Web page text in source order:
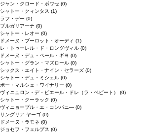
ジャン・クロード・ボワセ (0)
シャトー・クィンタス (1)
ラフ・デー (0)
ブルガリアーナ (0)
シャトー・レオー (0)
ドメーヌ・ブーロット・オーディ (1)
レ・トゥーレル・ド・ロングヴィル (0)
ドメーヌ・デュ・ペール・ギヨ (0)
シャトー・グラン・マズロール (0)
シックス・エイト・ナイン・セラーズ (0)
シャトー・デュ・ミシェル (0)
ボー・マルシェ・ワイナリー (0)
ヴィニュロン・デ・ピエール・ドレ（ラ・ペピート） (0)
シャトー・クーラック (0)
ヴィニョーブル・エ・コンパニ― (0)
サングリア ヤーゴ (0)
ドメーヌ・ラモネ (0)
ジョセフ・フェルプス (0)